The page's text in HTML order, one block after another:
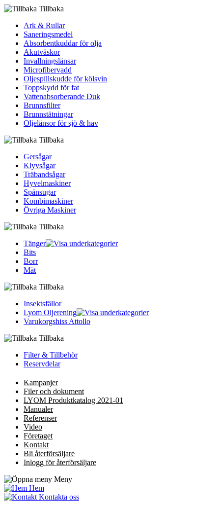
Tillbaka
Ark & Rullar
Saneringsmedel
Absorbentkuddar för olja
Akutväskor
Invallningslänsar
Microfibervadd
Oljespillskudde för kölsvin
Toppskydd för fat
Vattenabsorberande Duk
Brunnsfilter
Brunnstätningar
Oljelänsor för sjö & hav
Tillbaka
Gersågar
Klyvsågar
Träbandsågar
Hyvelmaskiner
Spånsugar
Kombimaskiner
Övriga Maskiner
Tillbaka
Tänger
Bits
Borr
Mät
Tillbaka
Insektsfällor
Lyom Oljerening
Varukorgshiss Attollo
Tillbaka
Filter & Tillbehör
Reservdelar
Kampanjer
Filer och dokument
LYOM Produktkatalog 2021-01
Manualer
Referenser
Video
Företaget
Kontakt
Bli återförsäljare
Inlogg för återförsäljare
Meny
Hem
Kontakta oss